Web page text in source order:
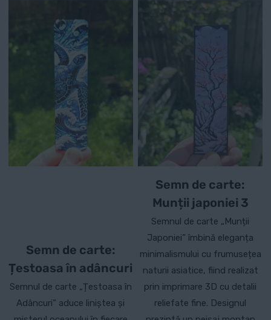
Semn de carte:
Țestoasa în adâncuri
Semnul de carte „Țestoasa în
Adâncuri” aduce liniștea și
Semn de carte:
Munții japoniei 3
Semnul de carte „Munții
Japoniei” îmbină eleganța
minimalismului cu frumusețea
naturii asiatice, fiind realizat
prin imprimare 3D cu detalii
reliefate fine. Designul